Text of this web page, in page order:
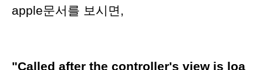
apple문서를 보시면,
"Called after the controller's view is loa